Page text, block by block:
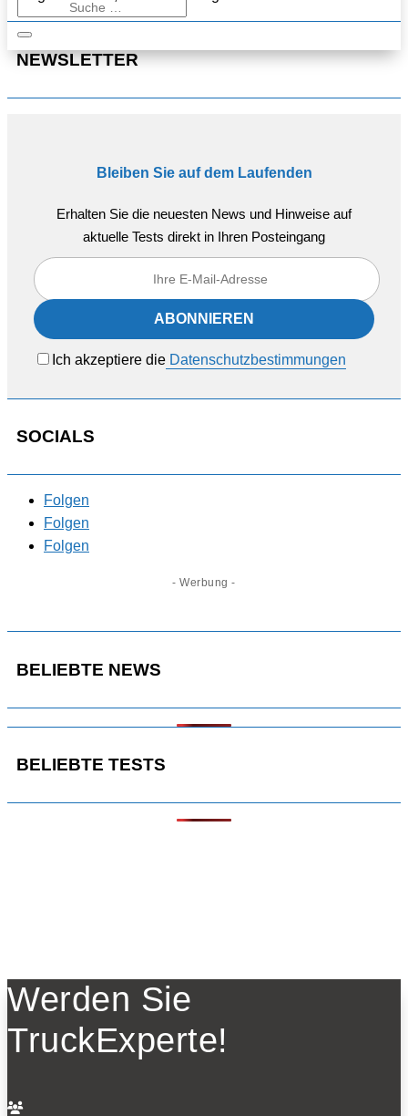
NEWSLETTER
Bleiben Sie auf dem Laufenden
Erhalten Sie die neuesten News und Hinweise auf
aktuelle Tests direkt in Ihren Posteingang
Ich akzeptiere die Datenschutzbestimmungen
SOCIALS
Folgen
Folgen
Folgen
- Werbung -
BELIEBTE NEWS
BELIEBTE TESTS
Werden Sie
TruckExperte!
